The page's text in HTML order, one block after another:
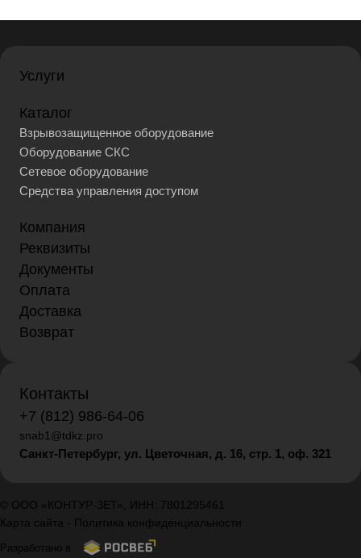
Услуги
Каталог
Взрывозащищенное оборудование
Оборудование СКС
Сетевое оборудование
Средства управления доступом
Компания
Реквизиты
Документы
Оплата
Доставка
Возврат
Контакты
+7 (812) 986-64-06
snab1@tdkz.pro
Санкт-Петербург, ул. Цветочная, д. 16, стр. 1, оф. 321
© ООО «КОНТУР-ЗЕТ», ИНН: 7801295461
Карта сайта - Политика конфиденциальности
Разработано в